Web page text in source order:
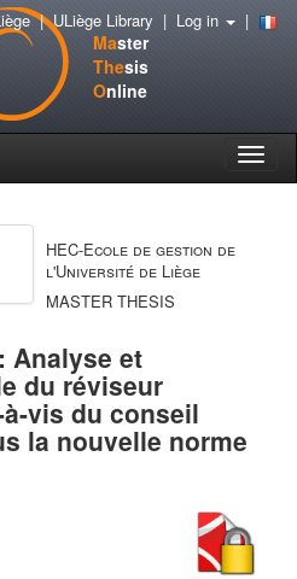
Master
Thesis
Online
Toggle
|ULiège Library | Log in |
HEC-Ecole de gestion de
l'Université de Liège
MASTER THESIS
Analyse et
du réviseur
vis du conseil
la nouvelle norme